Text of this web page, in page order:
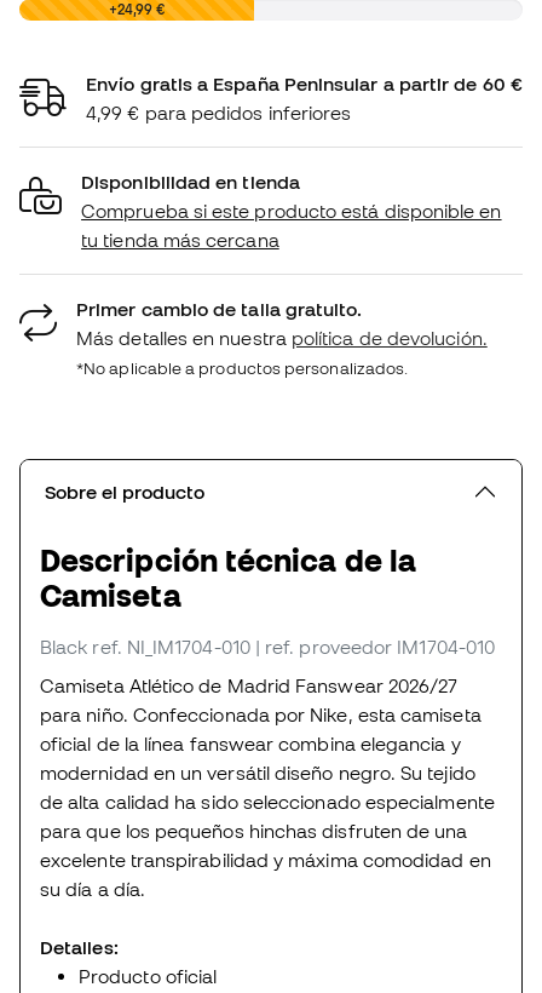
0,00 € +24,99 €
Envío gratis a España Peninsular a partir de 60 €
4,99 € para pedidos inferiores
Disponibilidad en tienda
Comprueba si este producto está disponible en
tu tienda más cercana
Primer cambio de talla gratuito.
Más detalles en nuestra política de devolución.
*No aplicable a productos personalizados.
Sobre el producto
Descripción técnica de la
Camiseta
Black ref. NI_IM1704-010 | ref. proveedor IM1704-010
Camiseta Atlético de Madrid Fanswear 2026/27
para niño. Confeccionada por Nike, esta camiseta
oficial de la línea fanswear combina elegancia y
modernidad en un versátil diseño negro. Su tejido
de alta calidad ha sido seleccionado especialmente
para que los pequeños hinchas disfruten de una
excelente transpirabilidad y máxima comodidad en
su día a día.
Detalles:
Producto oficial